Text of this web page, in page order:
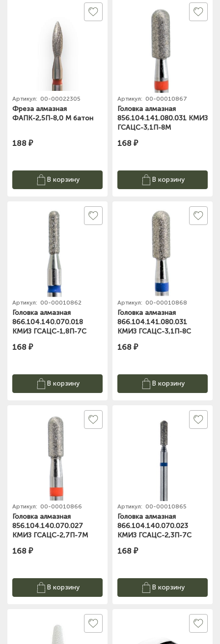
Артикул: 00-00022305
Фреза алмазная
ФАПК-2,5П-8,0 М батон
188 ₽
В корзину
Артикул: 00-00010867
Головка алмазная
856.104.141.080.031 КМИЗ
ГСАЦС-3,1П-8М
168 ₽
В корзину
Артикул: 00-00010862
Головка алмазная
866.104.140.070.018
КМИЗ ГСАЦС-1,8П-7С
168 ₽
В корзину
Артикул: 00-00010868
Головка алмазная
866.104.141.080.031
КМИЗ ГСАЦС-3,1П-8С
168 ₽
В корзину
Артикул: 00-00010866
Головка алмазная
856.104.140.070.027
КМИЗ ГСАЦС-2,7П-7М
168 ₽
В корзину
Артикул: 00-00010865
Головка алмазная
866.104.140.070.023
КМИЗ ГСАЦС-2,3П-7С
168 ₽
В корзину